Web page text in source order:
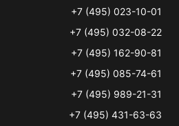
+7 (495) 023-10-01
+7 (495) 032-08-22
+7 (495) 162-90-81
+7 (495) 085-74-61
+7 (495) 989-21-31
+7 (495) 431-63-63